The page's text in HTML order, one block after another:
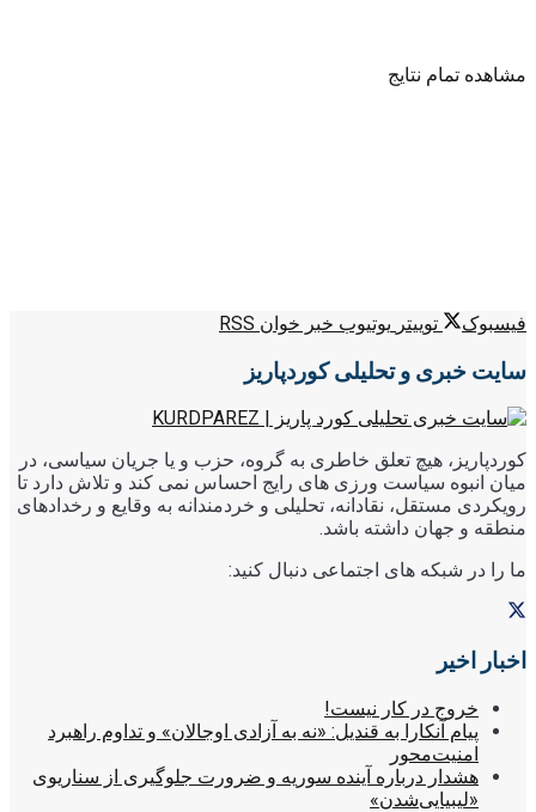
مشاهده تمام نتایج
فیسبوک توییتر یوتیوب خبر خوان RSS
سایت خبری و تحلیلی کوردپاریز
کوردپاریز، هیچ تعلق خاطری به گروه، حزب و یا جریان سیاسی، در
میان انبوه سیاست ورزی های رایج احساس نمی کند و تلاش دارد تا
رویکردی مستقل، نقادانه، تحلیلی و خردمندانه به وقایع و رخدادهای
منطقه و جهان داشته باشد.
ما را در شبکه های اجتماعی دنبال کنید:
اخبار اخیر
خروج در کار نیست!
پیام آنکارا به قندیل: «نه به آزادی اوجالان» و تداوم راهبرد
امنیت‌محور
هشدار درباره آینده سوریه و ضرورت جلوگیری از سناریوی
«لیبیایی‌شدن»